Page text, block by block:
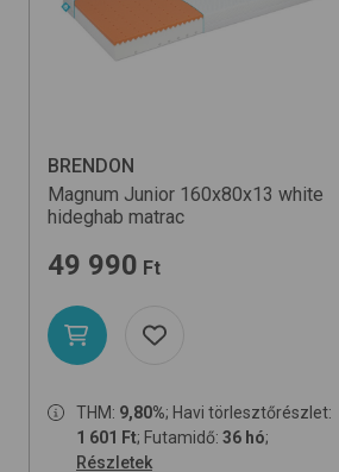
BRENDON
Magnum Junior 160x80x13 white
hideghab matrac
49 990 Ft
THM: 9,80%; Havi törlesztőrészlet:
1 601 Ft; Futamidő: 36 hó;
Részletek